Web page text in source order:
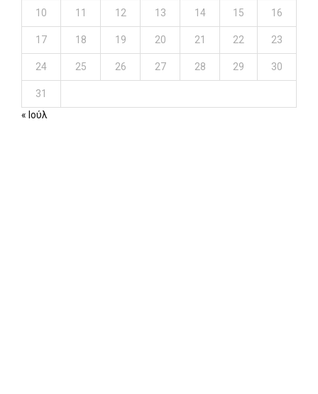
10 11 12 13 14 15 16
17 18 19 20 21 22 23
24 25 26 27 28 29 30
31
« Ιούλ